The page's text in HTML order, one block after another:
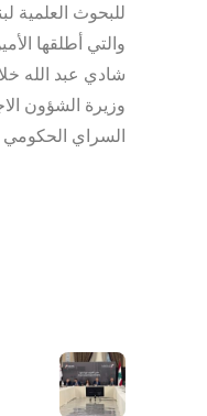
للبحوث العلمية
والتي أطلقها
شادي عبد الله
وزيرة الشؤون
السراي الحكومي